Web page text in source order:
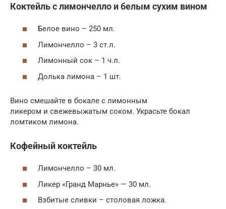
Коктейль с лимончелло и белым сухим вином
Белое вино – 250 мл.
Лимончелло – 3 ст.л.
Лимонный сок – 1 ч.л.
Долька лимона – 1 шт.
Вино смешайте в бокале с лимонным
ликером и свежевыжатым соком. Украсьте бокал
ломтиком лимона.
Кофейный коктейль
Лимончелло – 30 мл.
Ликер «Гранд Марнье» — 30 мл.
Взбитые сливки – столовая ложка.